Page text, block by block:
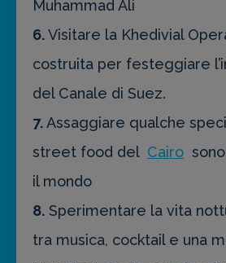
Muhammad Ali
6.Visitare la Khedivial
costruita per festeggiare
del Canale di Suez.
7.Assaggiare qualche
street food del Cairo
il mondo
8. Sperimentare la vita
tra musica, cocktail e una